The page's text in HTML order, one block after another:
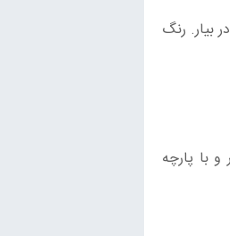
بیار. رنگ
با پارچه